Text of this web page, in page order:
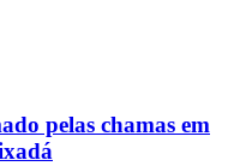
pelas chamas em